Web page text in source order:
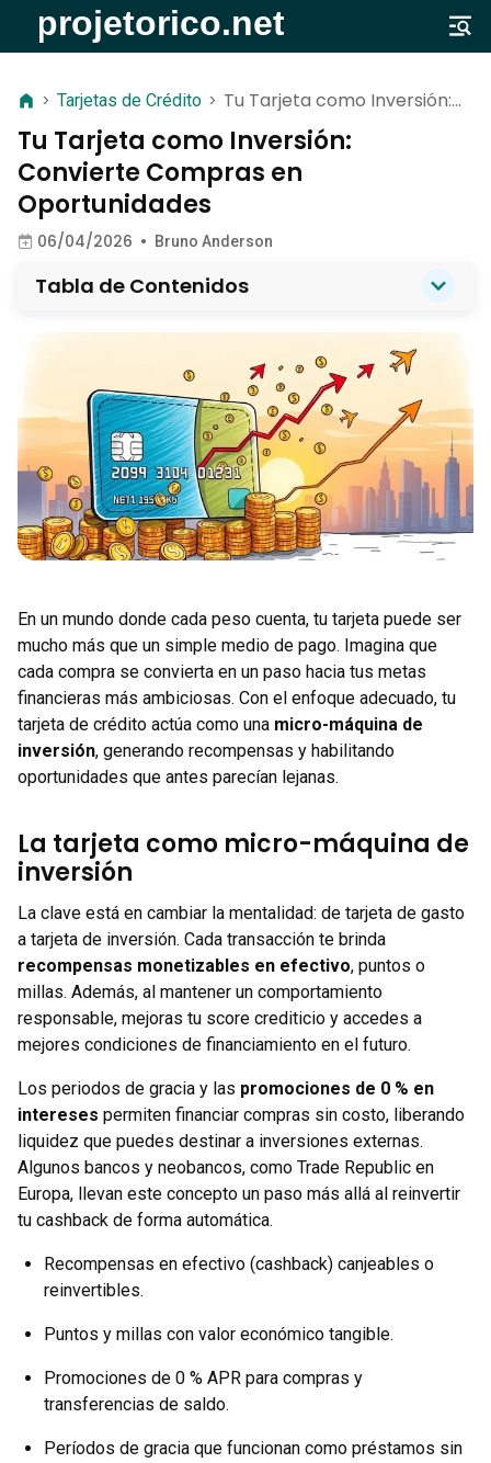
> Tarjetas de Crédito > Tu Tarjeta como Inversión:
Convierte Compras en
Oportunidades
Tu Tarjeta como Inversión:
Convierte Compras en
Oportunidades
06/04/2026 • Bruno Anderson
Tabla de Contenidos
En un mundo donde cada peso cuenta, tu tarjeta puede ser
mucho más que un simple medio de pago. Imagina que
cada compra se convierta en un paso hacia tus metas
financieras más ambiciosas. Con el enfoque adecuado, tu
tarjeta de crédito actúa como una micro-máquina de
inversión, generando recompensas y habilitando
oportunidades que antes parecían lejanas.
La tarjeta como micro-máquina de
inversión
La clave está en cambiar la mentalidad: de tarjeta de gasto
a tarjeta de inversión. Cada transacción te brinda
recompensas monetizables en efectivo, puntos o
millas. Además, al mantener un comportamiento
responsable, mejoras tu score crediticio y accedes a
mejores condiciones de financiamiento en el futuro.
Los periodos de gracia y las promociones de 0 % en
intereses permiten financiar compras sin costo, liberando
liquidez que puedes destinar a inversiones externas.
Algunos bancos y neobancos, como Trade Republic en
Europa, llevan este concepto un paso más allá al reinvertir
tu cashback de forma automática.
Recompensas en efectivo (cashback) canjeables o
reinvertibles.
Puntos y millas con valor económico tangible.
Promociones de 0 % APR para compras y
transferencias de saldo.
Períodos de gracia que funcionan como préstamos sin